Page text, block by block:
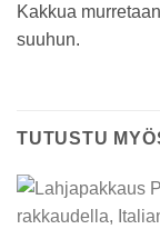
Kakkua
suuhun.
TUTUSTU